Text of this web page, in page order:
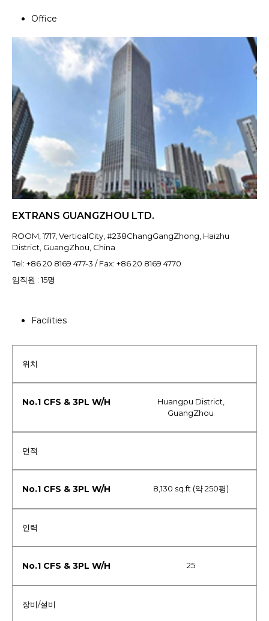
Office
EXTRANS GUANGZHOU LTD.
ROOM, 1717, VerticalCity, #238ChangGangZhong, Haizhu
District, GuangZhou, China
Tel: +86 20 8169 477-3 / Fax: +86 20 8169 4770
임직원 : 15명
Facilities
위치
Huangpu District,
GuangZhou
면적
8,130 sq.ft (약 250평)
인력
25
장비/설비